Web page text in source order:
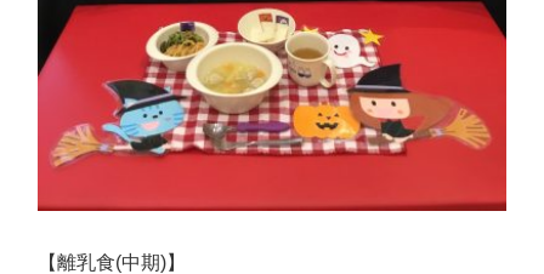
【離乳食(中期)】